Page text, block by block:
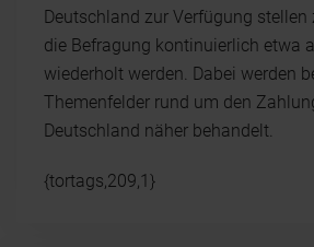
Deutschland zur Verfügung stellen
die Befragung kontinuierlich etwa
wiederholt werden. Dabei werden
Themenfelder rund um den
Deutschland näher behandelt.
{tortags,209,1}